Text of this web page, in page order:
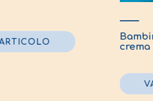
VAI ALL'ARTICOLO